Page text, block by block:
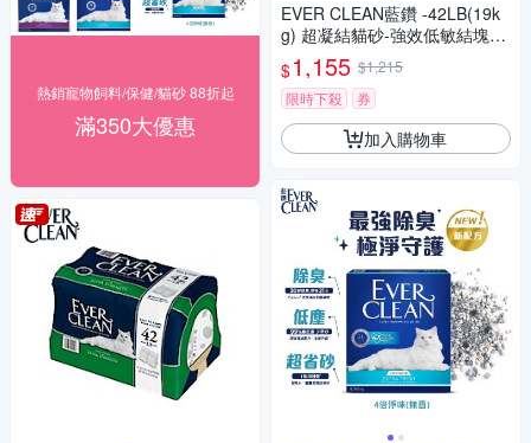
熱銷寵物飼料/保健/貓砂 88折起
滿350大優惠
EVER CLEAN藍鑽 -42LB(19k
g) 超凝結貓砂-強效低敏結塊-
綠標 (1EC32-010123)
$1,155 $1,215
限時下殺
券
加入購物車